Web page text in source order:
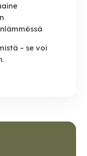
– se voi